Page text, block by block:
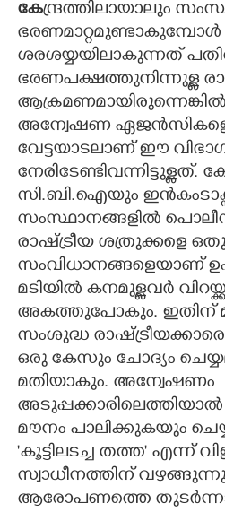
CARTOONS
LITERATURE
ZOOM
CONTACT US
കേന്ദ്രത്തിലായാലും
ഭരണമാറ്റമുണ്ടാകുമ്പോൾ
ശരശയ്യയിലാകുന്നത്
ഭരണപക്ഷത്തുനിന്നുള്ള
അന്വേഷണ ഏജൻസികളെ
വേട്ടയാടലാണ് ഈ
നേരിടേണ്ടിവന്നിട്ടുള്ളത്.
സി.ബി.ഐയും
സംസ്ഥാനങ്ങളിൽ
രാഷ്ട്രീയ ശത്രുക്കളെ
സംവിധാനങ്ങളെയാണ്
മടിയിൽ കനമുള്ളവർ
അകത്തുപോകും. ഇതിന്
സംശുദ്ധ രാഷ്ട്രീയക്കാരെ
ഒരു കേസും ചോദ്യം
മതിയാകും. അന്വേഷണം
മൗനം പാലിക്കുകയും
'കൂട്ടിലടച്ച തത്ത' എന്ന്
സ്വാധീനത്തിന്
ആരോപണത്തെ